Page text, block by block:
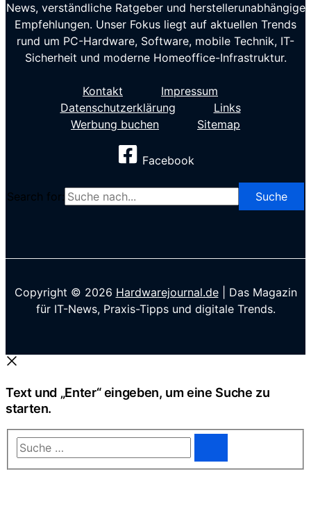
News, verständliche Ratgeber und herstellerunabhängige
Empfehlungen. Unser Fokus liegt auf aktuellen Trends
rund um PC-Hardware, Software, mobile Technik, IT-
Sicherheit und moderne Homeoffice-Infrastruktur.
Kontakt
Impressum
Datenschutzerklärung
Links
Werbung buchen
Sitemap
Facebook
Search for:
Copyright © 2026 Hardwarejournal.de| Das Magazin
für IT-News, Praxis-Tipps und digitale Trends.
Text und „Enter“ eingeben, um eine Suche zu
starten.
Suche
…